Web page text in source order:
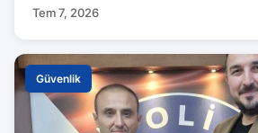
Tem 7, 2026
Güvenlik